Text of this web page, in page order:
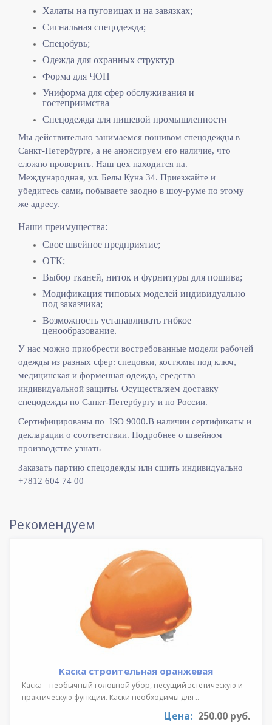
Халаты на пуговицах и на завязках;
Сигнальная спецодежда;
Спецобувь;
Одежда для охранных структур
Форма для ЧОП
Униформа для сфер обслуживания и
гостеприимства
Спецодежда для пищевой промышленности
Мы действительно занимаемся пошивом спецодежды в
Санкт-Петербурге, а не анонсируем его наличие, что
сложно проверить. Наш цех находится на.
Международная, ул. Белы Куна 34. Приезжайте и
убедитесь сами, побываете заодно в шоу-руме по этому
же адресу.
Наши преимущества:
Свое швейное предприятие;
ОТК;
Выбор тканей, ниток и фурнитуры для пошива;
Модификация типовых моделей индивидуально
под заказчика;
Возможность устанавливать гибкое
ценообразование.
У нас можно приобрести востребованные модели рабочей
одежды из разных сфер: спецовки, костюмы под ключ,
медицинская и форменная одежда, средства
индивидуальной защиты. Осуществляем доставку
спецодежды по Санкт-Петербургу и по России.
Сертифицированы по ISO 9000.В наличии сертификаты и
декларации о соответствии. Подробнее о швейном
производстве узнать
Заказать партию спецодежды или сшить индивидуально
+7812 604 74 00
Рекомендуем
Каска строительная оранжевая
Каска – необычный головной убор, несущий эстетическую и
практическую функции. Каски необходимы для ..
Цена: 250.00 руб.